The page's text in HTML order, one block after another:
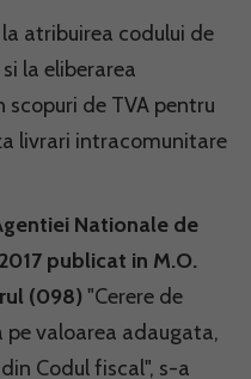
atribuirea codului de
la eliberarea
de TVA pentru
livrari intracomunitare
Nationale de
publicat in M.O.
(098) "Cerere de
valoarea adaugata,
Codul fiscal", s-a